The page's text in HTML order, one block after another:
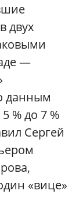
двух
—
данным
% до 7 %
Сергей
«вице»